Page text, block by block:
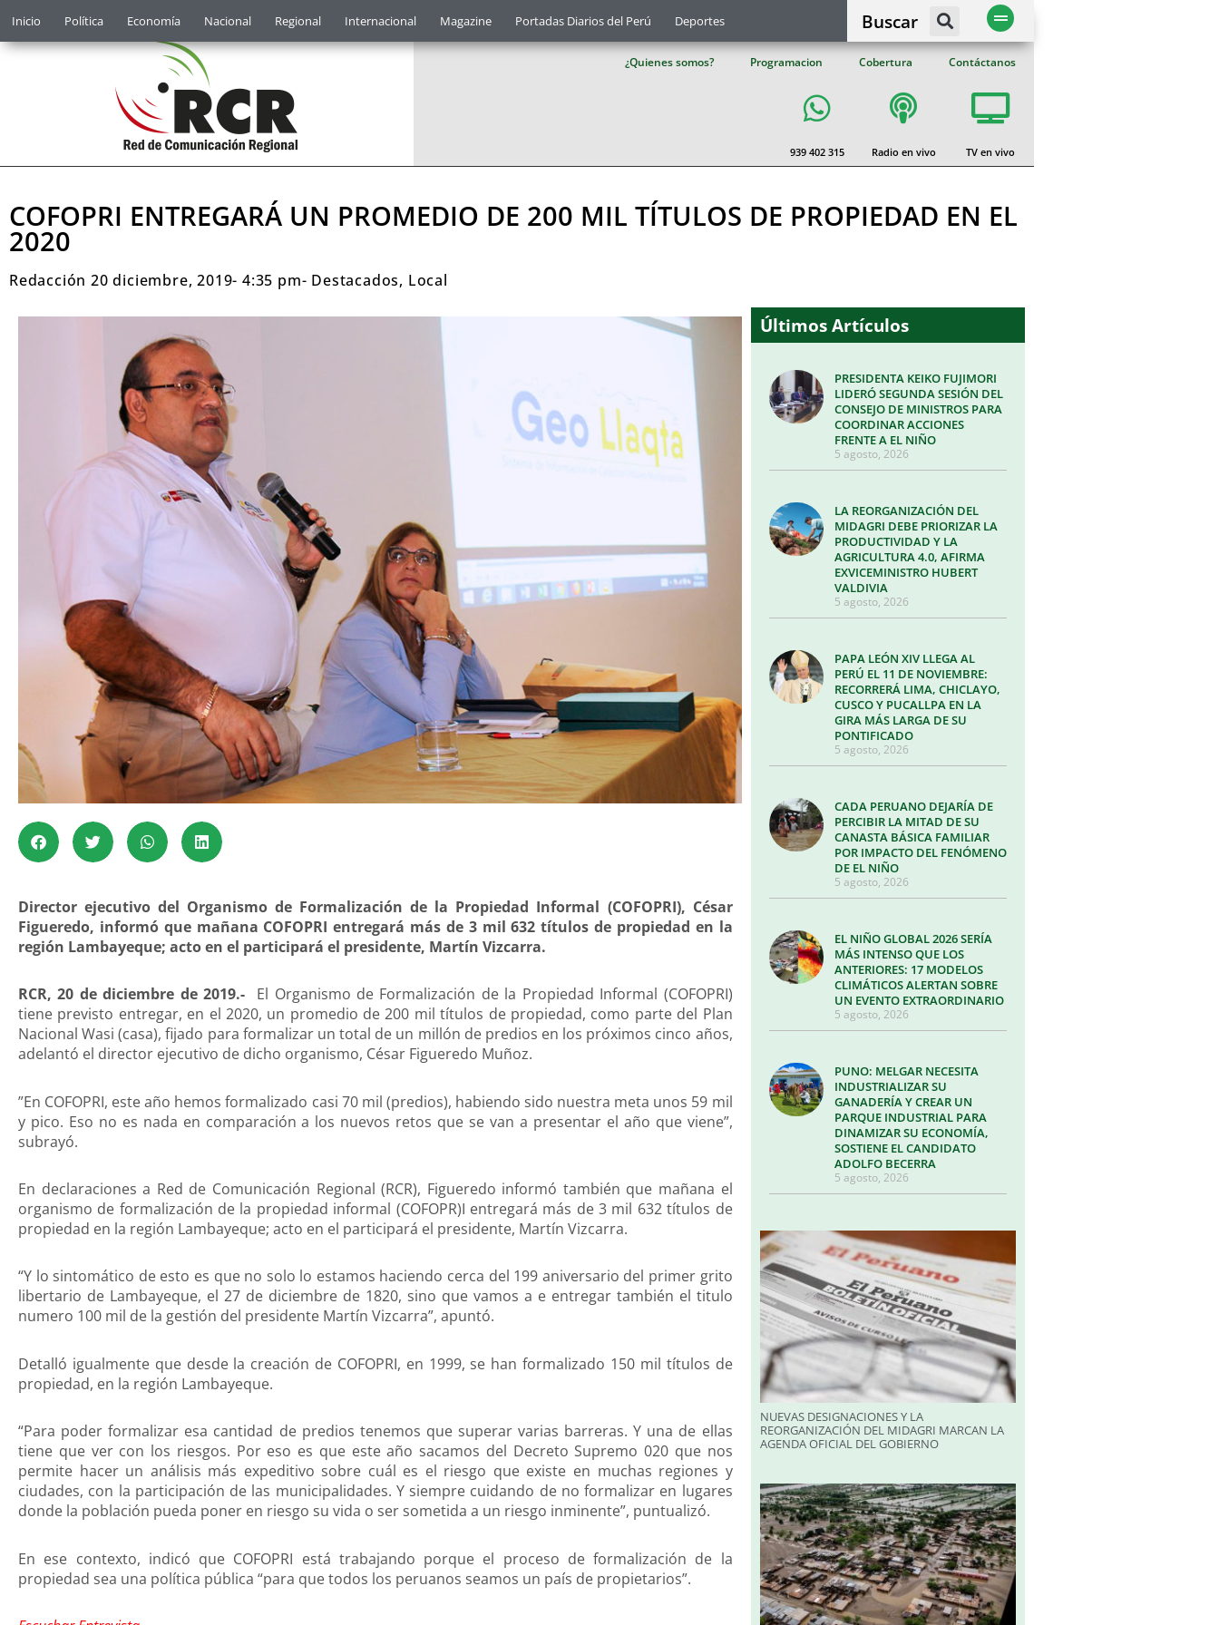
Inicio Política Economía Nacional Regional Internacional Magazine Portadas Diarios del Perú Deportes Buscar
¿Quienes somos? Programacion Cobertura Contáctanos
939 402 315 Radio en vivo TV en vivo
COFOPRI ENTREGARÁ UN PROMEDIO DE 200 MIL TÍTULOS DE PROPIEDAD EN EL
2020
Redacción 20 diciembre, 2019- 4:35 pm- Destacados, Local
Director ejecutivo del Organismo de Formalización de la Propiedad Informal (COFOPRI), César
Figueredo, informó que mañana COFOPRI entregará más de 3 mil 632 títulos de propiedad en la
región Lambayeque; acto en el participará el presidente, Martín Vizcarra.
RCR, 20 de diciembre de 2019.-
El Organismo de Formalización de la Propiedad Informal (COFOPRI)
tiene previsto entregar, en el 2020, un promedio de 200 mil títulos de propiedad, como parte del Plan
Nacional Wasi (casa), fijado para formalizar un total de un millón de predios en los próximos cinco años,
adelantó el director ejecutivo de dicho organismo, César Figueredo Muñoz.
”En COFOPRI, este año hemos formalizado casi 70 mil (predios), habiendo sido nuestra meta unos 59 mil
y pico. Eso no es nada en comparación a los nuevos retos que se van a presentar el año que viene”,
subrayó.
En declaraciones a Red de Comunicación Regional (RCR), Figueredo informó también que mañana el
organismo de formalización de la propiedad informal (COFOPR)I entregará más de 3 mil 632 títulos de
propiedad en la región Lambayeque; acto en el participará el presidente, Martín Vizcarra.
“Y lo sintomático de esto es que no solo lo estamos haciendo cerca del 199 aniversario del primer grito
libertario de Lambayeque, el 27 de diciembre de 1820, sino que vamos a e entregar también el titulo
numero 100 mil de la gestión del presidente Martín Vizcarra”, apuntó.
Detalló igualmente que desde la creación de COFOPRI, en 1999, se han formalizado 150 mil títulos de
propiedad, en la región Lambayeque.
“Para poder formalizar esa cantidad de predios tenemos que superar varias barreras. Y una de ellas
tiene que ver con los riesgos. Por eso es que este año sacamos del Decreto Supremo 020 que nos
permite hacer un análisis más expeditivo sobre cuál es el riesgo que existe en muchas regiones y
ciudades, con la participación de las municipalidades. Y siempre cuidando de no formalizar en lugares
donde la población pueda poner en riesgo su vida o ser sometida a un riesgo inminente”, puntualizó.
En ese contexto, indicó que COFOPRI está trabajando porque el proceso de formalización de la
propiedad sea una política pública “para que todos los peruanos seamos un país de propietarios”.
Últimos Artículos
PRESIDENTA KEIKO FUJIMORI
LIDERÓ SEGUNDA SESIÓN DEL
CONSEJO DE MINISTROS PARA
COORDINAR ACCIONES
FRENTE A EL NIÑO
5 agosto, 2026
LA REORGANIZACIÓN DEL
MIDAGRI DEBE PRIORIZAR LA
PRODUCTIVIDAD Y LA
AGRICULTURA 4.0, AFIRMA
EXVICEMINISTRO HUBERT
VALDIVIA
5 agosto, 2026
PAPA LEÓN XIV LLEGA AL
PERÚ EL 11 DE NOVIEMBRE:
RECORRERÁ LIMA, CHICLAYO,
CUSCO Y PUCALLPA EN LA
GIRA MÁS LARGA DE SU
PONTIFICADO
5 agosto, 2026
CADA PERUANO DEJARÍA DE
PERCIBIR LA MITAD DE SU
CANASTA BÁSICA FAMILIAR
POR IMPACTO DEL FENÓMENO
DE EL NIÑO
5 agosto, 2026
EL NIÑO GLOBAL 2026 SERÍA
MÁS INTENSO QUE LOS
ANTERIORES: 17 MODELOS
CLIMÁTICOS ALERTAN SOBRE
UN EVENTO EXTRAORDINARIO
5 agosto, 2026
PUNO: MELGAR NECESITA
INDUSTRIALIZAR SU
GANADERÍA Y CREAR UN
PARQUE INDUSTRIAL PARA
DINAMIZAR SU ECONOMÍA,
SOSTIENE EL CANDIDATO
ADOLFO BECERRA
5 agosto, 2026
NUEVAS DESIGNACIONES Y LA
REORGANIZACIÓN DEL MIDAGRI MARCAN LA
AGENDA OFICIAL DEL GOBIERNO